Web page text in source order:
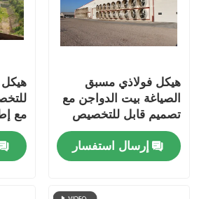
هيكل فولاذي مسبق
الصياغة بيت الدواجن مع
تصميم قابل للتخصيص
والبناء الدائم لتربية
الدجاج الفعالة
إرسال استفسار
هيكل
مع